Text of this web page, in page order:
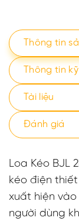
Thông tin
Thông tin
Tài liệu
Đánh giá
Loa Kéo BJL
kéo điện
xuất hiện vào
người dùng